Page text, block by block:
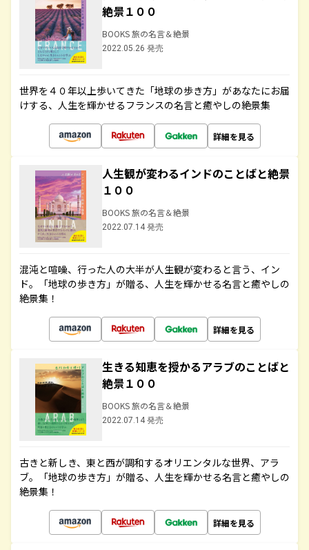
絶景１００
BOOKS 旅の名言＆絶景
2022.05.26 発売
世界を４０年以上歩いてきた「地球の歩き方」があなたにお届
けする、人生を輝かせるフランスの名言と癒やしの絶景集
詳細を見る
人生観が変わるインドのことばと絶景
１００
BOOKS 旅の名言＆絶景
2022.07.14 発売
混沌と喧噪、行った人の大半が人生観が変わると言う、イン
ド。「地球の歩き方」が贈る、人生を輝かせる名言と癒やしの
絶景集！
詳細を見る
生きる知恵を授かるアラブのことばと
絶景１００
BOOKS 旅の名言＆絶景
2022.07.14 発売
古きと新しき、東と西が調和するオリエンタルな世界、アラ
ブ。「地球の歩き方」が贈る、人生を輝かせる名言と癒やしの
絶景集！
詳細を見る